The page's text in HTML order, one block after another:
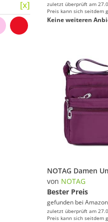
zuletzt überprüft am
Preis kann sich seitdem
Keine weiteren
von NOTAG
Bester Preis
gefunden bei Amazon
zuletzt überprüft am
Preis kann sich seitdem